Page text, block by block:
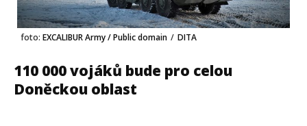
foto: EXCALIBUR Army / Public domain / DITA
110 000 vojáků bude pro celou
Doněckou oblast